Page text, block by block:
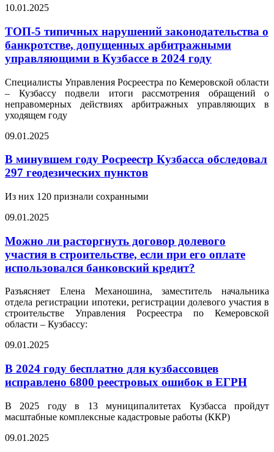
10.01.2025
ТОП-5 типичных нарушений законодательства о
банкротстве, допущенных арбитражными
управляющими в Кузбассе в 2024 году
Специалисты Управления Росреестра по Кемеровской области
– Кузбассу подвели итоги рассмотрения обращений о
неправомерных действиях арбитражных управляющих в
уходящем году
09.01.2025
В минувшем году Росреестр Кузбасса обследовал
297 геодезических пунктов
Из них 120 признали сохранными
09.01.2025
Можно ли расторгнуть договор долевого
участия в строительстве, если при его оплате
использовался банковский кредит?
Разъясняет Елена Механошина, заместитель начальника
отдела регистрации ипотеки, регистрации долевого участия в
строительстве Управления Росреестра по Кемеровской
области – Кузбассу:
09.01.2025
В 2024 году бесплатно для кузбассовцев
исправлено 6800 реестровых ошибок в ЕГРН
В 2025 году в 13 муниципалитетах Кузбасса пройдут
масштабные комплексные кадастровые работы (ККР)
09.01.2025